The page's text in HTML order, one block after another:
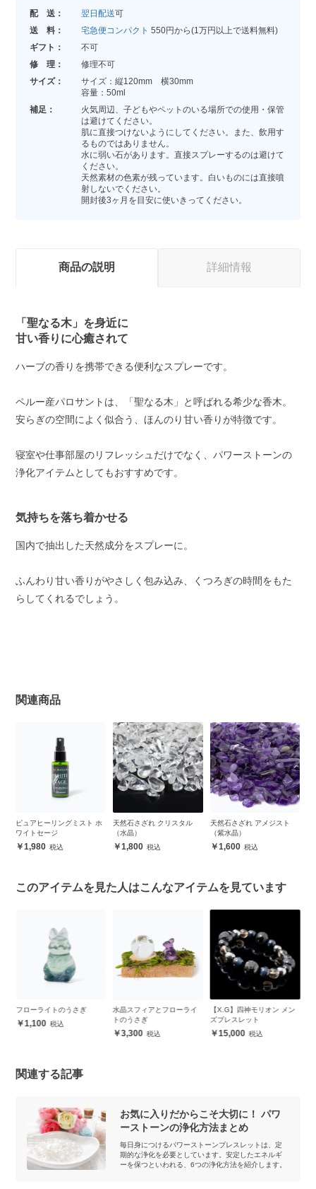
配 送： 翌日配送可
送 料：
宅急便コンパクト 550円から(1万円以上で送料無料)
ギフト：
不可
修 理：
修理不可
サイズ：
サイズ：縦120mm 横30mm
容量：50ml
補足：
火気周辺、子どもやペットのいる場所での使用・保管
は避けてください。
肌に直接つけないようにしてください。また、飲用す
るものではありません。
水に弱い石があります。直接スプレーするのは避けて
ください。
天然素材の色素が残っています。白いものには直接噴
射しないでください。
開封後3ヶ月を目安に使いきってください。
商品の説明 詳細情報
「聖なる木」を身近に
甘い香りに心癒されて
ハーブの香りを携帯できる便利なスプレーです。
ペルー産パロサントは、「聖なる木」と呼ばれる希少な香木。
安らぎの空間によく似合う、ほんのり甘い香りが特徴です。
寝室や仕事部屋のリフレッシュだけでなく、パワーストーンの
浄化アイテムとしてもおすすめです。
気持ちを落ち着かせる
国内で抽出した天然成分をスプレーに。
ふんわり甘い香りがやさしく包み込み、くつろぎの時間をもた
らしてくれるでしょう。
関連商品
ピュアヒーリングミスト ホ
ワイトセージ
1,980
天然石さざれ クリスタル
（水晶）
1,800
天然石さざれ アメジスト
（紫水晶）
1,600
このアイテムを見た人はこんなアイテムを見ています
フローライトのうさぎ
1,100
水晶スフィアとフローライ
トのうさぎ
3,300
【X.G】四神モリオン メン
ズブレスレット
15,000
関連する記事
お気に入りだからこそ大切に！ パワ
ーストーンの浄化方法まとめ
毎日身につけるパワーストーンブレスレットは、定
期的な浄化を必要としています。安定したエネルギ
ーを保つといわれる、6つの浄化方法を紹介します。